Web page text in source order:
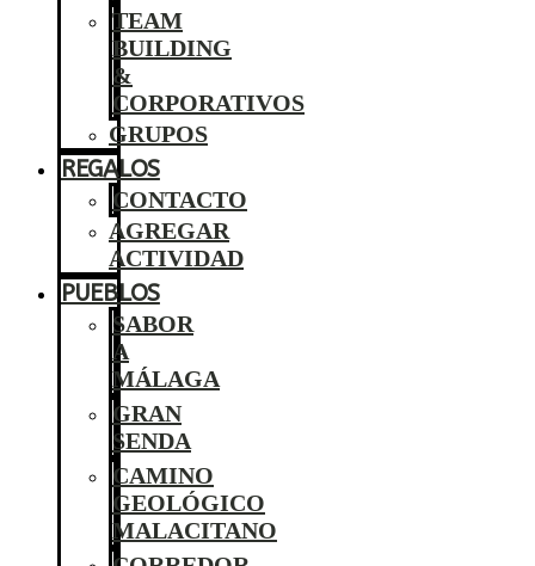
TEAM
BUILDING
&
CORPORATIVOS
GRUPOS
REGALOS
CONTACTO
AGREGAR
ACTIVIDAD
PUEBLOS
SABOR
A
MÁLAGA
GRAN
SENDA
CAMINO
GEOLÓGICO
MALACITANO